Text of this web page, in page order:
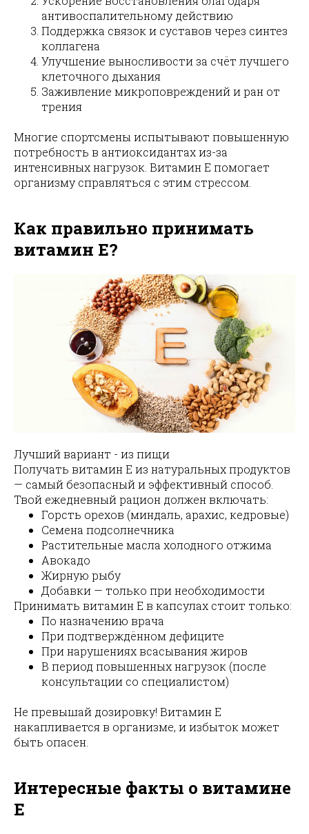
антивоспалительному действию
Поддержка связок и суставов через синтез
коллагена
Улучшение выносливости за счёт лучшего
клеточного дыхания
Заживление микроповреждений и ран от
трения
Многие спортсмены испытывают повышенную
потребность в антиоксидантах из-за
интенсивных нагрузок. Витамин E помогает
организму справляться с этим стрессом.
Как правильно принимать
витамин E?
Лучший вариант - из пищи
Получать витамин E из натуральных продуктов
— самый безопасный и эффективный способ.
Твой ежедневный рацион должен включать:
Горсть орехов (миндаль, арахис, кедровые)
Семена подсолнечника
Растительные масла холодного отжима
Авокадо
Жирную рыбу
Добавки — только при необходимости
Принимать витамин E в капсулах стоит только:
По назначению врача
При подтверждённом дефиците
При нарушениях всасывания жиров
В период повышенных нагрузок (после
консультации со специалистом)
Не превышай дозировку! Витамин E
накапливается в организме, и избыток может
быть опасен.
Интересные факты о витамине
E